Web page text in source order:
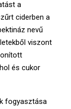
a
ciderben a
nevű
viszont
és cukor
fogyasztása